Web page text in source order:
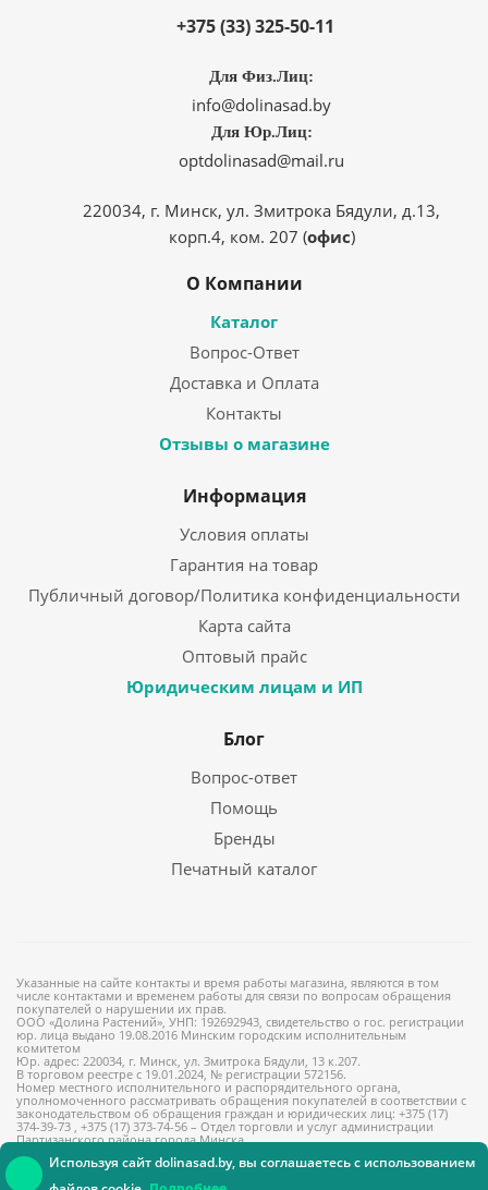
Используя сайт dolinasad.by, вы соглашаетесь с использованием
+375 (33) 325-50-11
Для Физ.Лиц:
info@dolinasad.by
Для Юр.Лиц:
optdolinasad@mail.ru
220034, г. Минск, ул. Змитрока Бядули, д.13,
корп.4, ком. 207 (офис)
О Компании
Каталог
Вопрос-Ответ
Доставка и Оплата
Контакты
Отзывы о магазине
Информация
Условия оплаты
Гарантия на товар
Публичный договор/Политика конфиденциальности
Карта сайта
Оптовый прайс
Юридическим лицам и ИП
Блог
Вопрос-ответ
Помощь
Бренды
Печатный каталог
Указанные на сайте контакты и время работы магазина, являются в том
числе контактами и временем работы для связи по вопросам обращения
покупателей о нарушении их прав.
ООО «Долина Растений», УНП: 192692943, свидетельство о гос. регистрации
юр. лица выдано 19.08.2016 Минским городским исполнительным
комитетом
Юр. адрес: 220034, г. Минск, ул. Змитрока Бядули, 13 к.207.
В торговом реестре с 19.01.2024, № регистрации 572156.
Номер местного исполнительного и распорядительного органа,
уполномоченного рассматривать обращения покупателей в соответствии с
законодательством об обращения граждан и юридических лиц: +375 (17)
374-39-73 , +375 (17) 373-74-56 – Отдел торговли и услуг администрации
Партизанского района города Минска